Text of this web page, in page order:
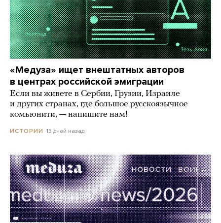
«Медуза» ищет внештатных авторов
в центрах российской эмиграции
Если вы живете в Сербии, Грузии, Израиле
и других странах, где большое русскоязычное
комьюнити, — напишите нам!
ИСТОРИИ 13 дней назад